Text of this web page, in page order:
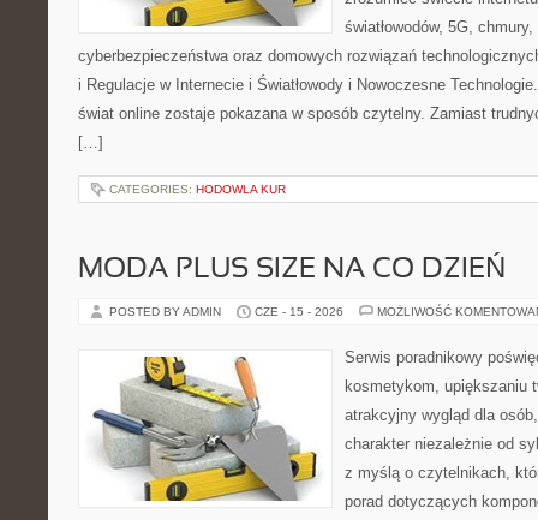
światłowodów, 5G,
cyberbezpieczeństwa oraz domowych rozwiązań
i Regulacje w Internecie i Światłowody i Nowoczesne
świat online zostaje pokazana w sposób czytelny. Zamiast
[…]
CATEGORIES: HODOWLA KUR
MODA PLUS SIZE NA CO DZIEŃ
POSTED BY ADMIN CZE - 15 - 2026 MOŻLIWOŚĆ
Serwis poradnikowy
kosmetykom, upiększaniu
atrakcyjny wygląd dla
charakter niezależnie od
z myślą o czytelnikach,
porad dotyczących